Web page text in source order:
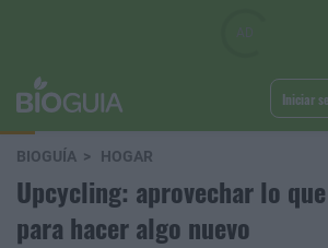
Iniciar
BIOGUÍA HOGAR
Upcycling: aprovechar lo
para hacer algo nuevo